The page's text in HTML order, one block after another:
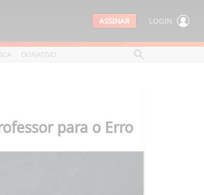
ASSINAR LOGIN
DONATIVO
para o Erro